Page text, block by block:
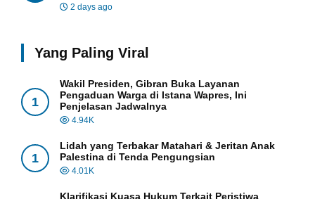
2 days ago
Yang Paling Viral
1
Wakil Presiden, Gibran Buka Layanan
Pengaduan Warga di Istana Wapres, Ini
Penjelasan Jadwalnya
4.94K
1
Lidah yang Terbakar Matahari & Jeritan Anak
Palestina di Tenda Pengungsian
4.01K
Klarifikasi Kuasa Hukum Terkait Peristiwa